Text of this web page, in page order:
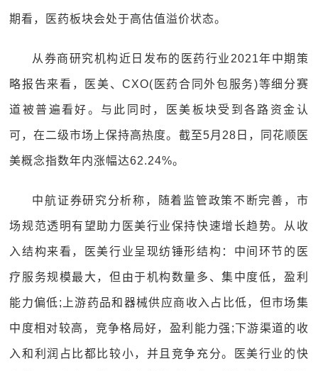
期看，医药板块会处于高估值溢价状态。
从券商研究机构近日发布的医药行业2021年中期策
略报告来看，医美、CXO(医药合同外包服务)等细分赛
道被普遍看好。与此同时，医美板块受到各路资金认
可，在二级市场上保持高热度。截至5月28日，同花顺医
美概念指数年内涨幅达62.24%。
中航证券研究分析称，随着监管政策不断完善，市
场规范透明有望助力医美行业保持快速增长趋势。从收
入结构来看，医美行业呈现纺锤形结构：中间环节的医
疗服务规模最大，但由于机构数量多、集中度低，盈利
能力偏低;上游药品和器械供应商收入占比低，但市场集
中度相对较高，竞争格局好，盈利能力强;下游渠道的收
入和利润占比都比较小，并且竞争充分。医美行业的快